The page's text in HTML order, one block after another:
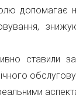
допомагає
ставили